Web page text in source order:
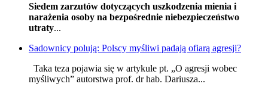
Siedem zarzutów dotyczących uszkodzenia mienia i
narażenia osoby na bezpośrednie niebezpieczeństwo
utraty...
Sadownicy polują: Polscy myśliwi padają ofiarą agresji?
Taka teza pojawia się w artykule pt. „O agresji wobec
myśliwych” autorstwa prof. dr hab. Dariusza...